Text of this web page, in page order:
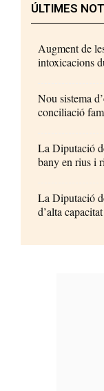
ÚLTIMES
Augment de
intoxicacions
Nou sistema
conciliació
La Diputació
bany en rius i
La Diputació
d’alta